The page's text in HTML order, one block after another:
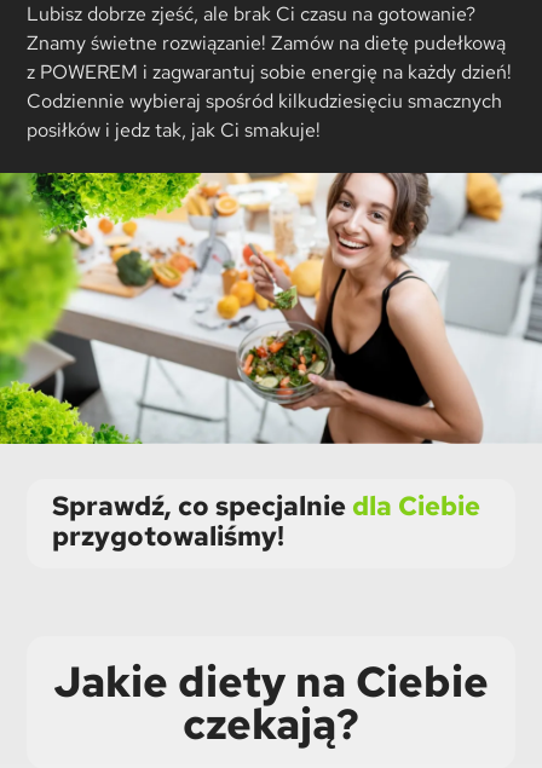
Lubisz dobrze zjeść, ale brak Ci czasu na gotowanie?
Znamy świetne rozwiązanie! Zamów na dietę pudełkową
z POWEREM i zagwarantuj sobie energię na każdy dzień!
Codziennie wybieraj spośród kilkudziesięciu smacznych
posiłków i jedz tak, jak Ci smakuje!
Sprawdź, co specjalnie dla Ciebie
przygotowaliśmy!
Jakie diety na Ciebie
czekają?